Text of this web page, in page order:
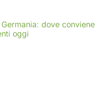
dove conviene
oggi